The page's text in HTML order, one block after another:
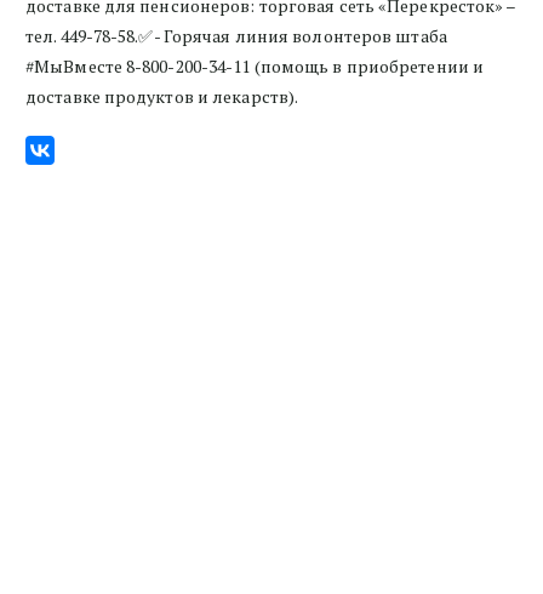
доставке для пенсионеров: торговая сеть «Перекресток» –
тел. 449-78-58.✅- Горячая линия волонтеров штаба
#МыВместе 8-800-200-34-11 (помощь в приобретении и
доставке продуктов и лекарств).